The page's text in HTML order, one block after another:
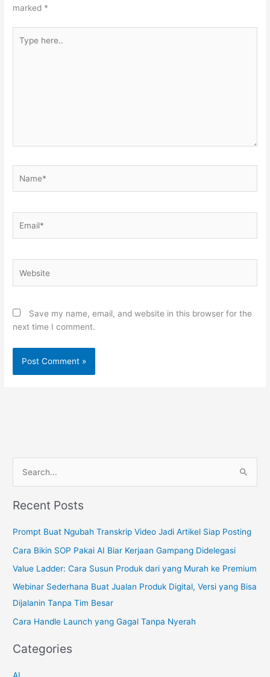
marked *
here..
Save my name, email, and website in this browser for the
next time I comment.
c
h
Recent Posts
Prompt Buat Ngubah Transkrip Video Jadi Artikel Siap Posting
Cara Bikin SOP Pakai AI Biar Kerjaan Gampang Didelegasi
Value Ladder: Cara Susun Produk dari yang Murah ke Premium
Webinar Sederhana Buat Jualan Produk Digital, Versi yang Bisa
Dijalanin Tanpa Tim Besar
Cara Handle Launch yang Gagal Tanpa Nyerah
Categories